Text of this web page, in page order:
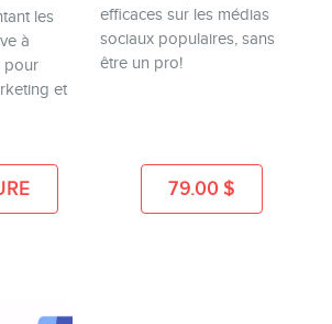
les
à
pour
et
efficaces sur les médias
sociaux populaires, sans
être un pro!
79.00 $